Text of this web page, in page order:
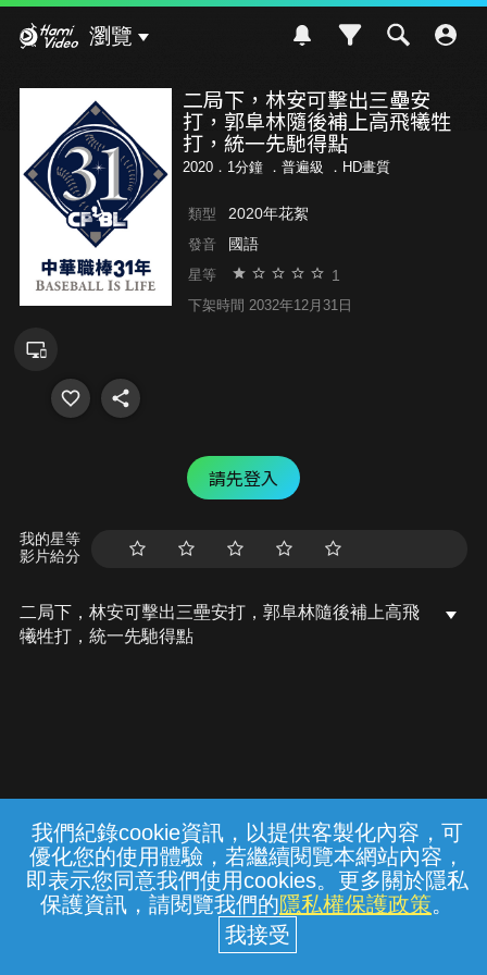
我們紀錄cookie資訊，以提供客製化內容，可
優化您的使用體驗，若繼續閱覽本網站內容，
即表示您同意我們使用cookies。更多關於隱私
保護資訊，請閱覽我們的隱私權保護政策。
瀏覽
二局下，林安可擊出三壘安
打，郭阜林隨後補上高飛犧牲
打，統一先馳得點
2020．1分鐘 ． 普遍級 ．HD畫質
類型 2020年花絮
發音 國語
星等 1
下架時間 2032年12月31日
請先登入
我的星等
影片給分
二局下，林安可擊出三壘安打，郭阜林隨後補上高飛
犧牲打，統一先馳得點
常見問題 線上客服 服務條款 隱私權保護
中華電信股份有限公司個人家庭分公司
(統一編號：96979949) © 2026
{{notifyMsg}}